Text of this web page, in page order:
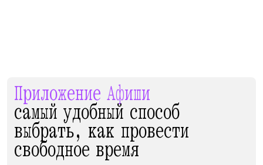
Приложение Афиши
самый удобный способ
выбрать, как провести
свободное время